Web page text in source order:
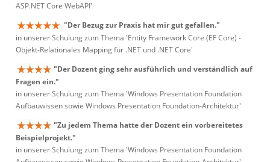
ASP.NET Core WebAPI'
"Der Bezug zur Praxis hat mir gut gefallen."
in unserer Schulung zum Thema 'Entity Framework Core (EF Core) -
Objekt-Relationales Mapping für .NET und .NET Core'
"Der Dozent ging sehr ausführlich und verständlich auf
Fragen ein."
in unserer Schulung zum Thema 'Windows Presentation Foundation
Aufbauwissen sowie Windows Presentation Foundation-Architektur'
"Zu jedem Thema hatte der Dozent ein vorbereitetes
Beispielprojekt."
in unserer Schulung zum Thema 'Windows Presentation Foundation